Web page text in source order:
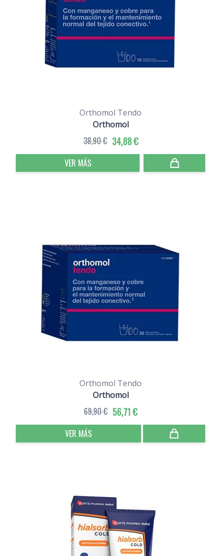
Orthomol Tendo
Orthomol
34,88 €
38,90 €
VER MÁS
Orthomol Tendo
Orthomol
56,71 €
69,90 €
VER MÁS